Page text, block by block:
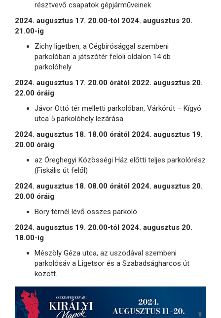
résztvevő csapatok gépjárműveinek
2024. augusztus 17. 20.00-tól 2024. augusztus 20.
21.00-ig
Zichy ligetben, a Cégbírósággal szembeni
parkolóban a játszótér felöli oldalon 14 db
parkolóhely
2024. augusztus 17. 20.00 órától 2022. augusztus 20.
22.00 óráig
Jávor Ottó tér melletti parkolóban, Várkörút – Kígyó
utca 5 parkolóhely lezárása
2024. augusztus 18. 18.00 órától 2024. augusztus 19.
20.00 óráig
az Öreghegyi Közösségi Ház előtti teljes parkolórész
(Fiskális út felől)
2024. augusztus 18. 08.00 órától 2024. augusztus 20.
20.00 óráig
Bory térnél lévő összes parkoló
2024. augusztus 19. 20.00-tól 2024. augusztus 20.
18.00-ig
Mészöly Géza utca, az uszodával szembeni
parkolósáv a Ligetsor és a Szabadságharcos út
között.